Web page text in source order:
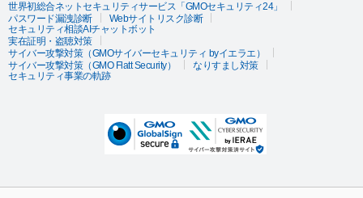
世界初総合ネットセキュリティサービス「GMOセキュリティ24」
パスワード漏洩診断
Webサイトリスク診断
セキュリティ相談AIチャットボット
実在証明・盗聴対策
サイバー攻撃対策（GMOサイバーセキュリティ byイエラエ）
サイバー攻撃対策（GMO Flatt Security）
なりすまし対策
セキュリティ事業の軌跡